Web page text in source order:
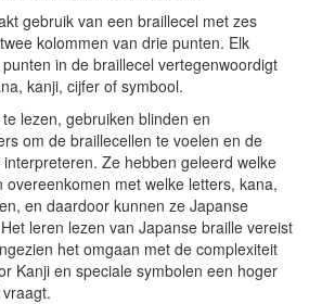
gebruik van een braillecel met zes
kolommen van drie punten. Elk
in de braillecel vertegenwoordigt
kanji, cijfer of symbool.
lezen, gebruiken blinden en
om de braillecellen te voelen en de
Ze hebben geleerd welke
met welke letters, kana,
en daardoor kunnen ze Japanse
leren lezen van Japanse braille vereist
het omgaan met de complexiteit
Kanji en speciale symbolen een hoger